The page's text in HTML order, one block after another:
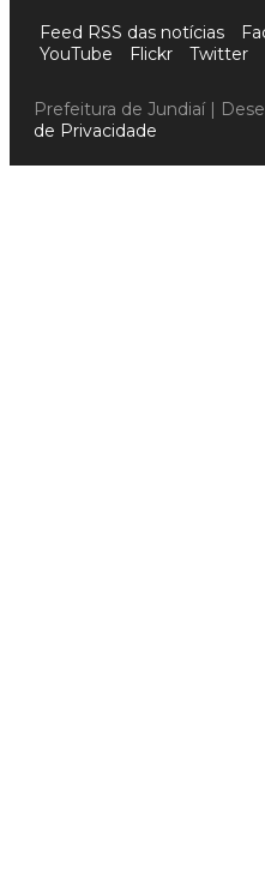
Feed RSS das notícias
YouTube
Flickr Twitter
Prefeitura de Jundiaí |
de Privacidade